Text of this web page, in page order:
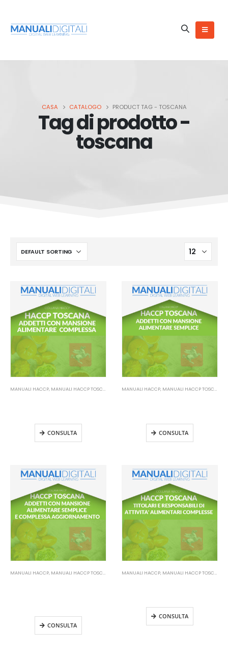
CASA CATALOGO PRODUCT TAG - TOSCANA
Tag di prodotto -
toscana
MANUALI HACCP, MANUALI HACCP TOSCANA
CONSULTA
MANUALI HACCP, MANUALI HACCP TOSCANA
CONSULTA
MANUALI HACCP, MANUALI HACCP TOSCANA
CONSULTA
MANUALI HACCP, MANUALI HACCP TOSCANA
CONSULTA